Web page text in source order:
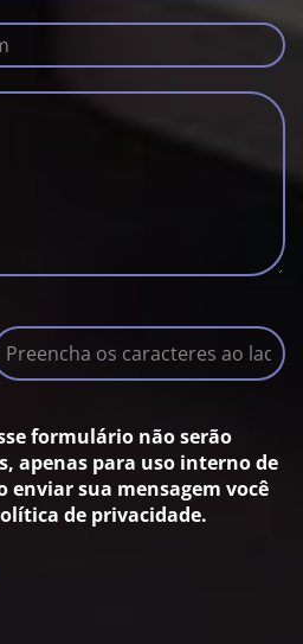
formulário não serão
apenas para uso interno de
enviar sua mensagem você
de privacidade.